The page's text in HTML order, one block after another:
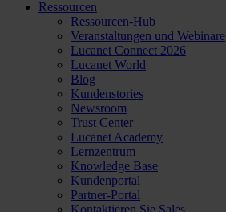
Ressourcen
Ressourcen-Hub
Veranstaltungen und Webinare
Lucanet Connect 2026
Lucanet World
Blog
Kundenstories
Newsroom
Trust Center
Lucanet Academy
Lernzentrum
Knowledge Base
Kundenportal
Partner-Portal
Kontaktieren Sie Sales